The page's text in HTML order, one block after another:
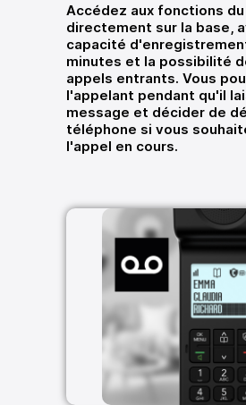
Accédez aux fonctions
directement sur la base,
capacité
minutes et la possibilité
appels entrants. Vous
l'appelant pendant qu'il
message et décider de
téléphone si vous
l'appel en cours.